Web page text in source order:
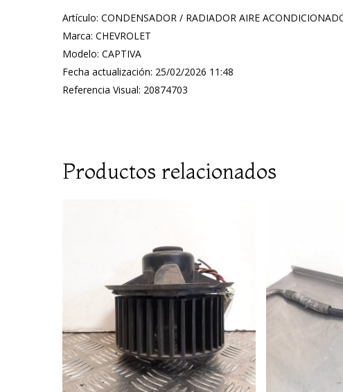
Artículo: CONDENSADOR / RADIADOR AIRE
Marca: CHEVROLET
Modelo: CAPTIVA
Fecha actualización: 25/02/2026 11:48
Referencia Visual: 20874703
Productos relacionados